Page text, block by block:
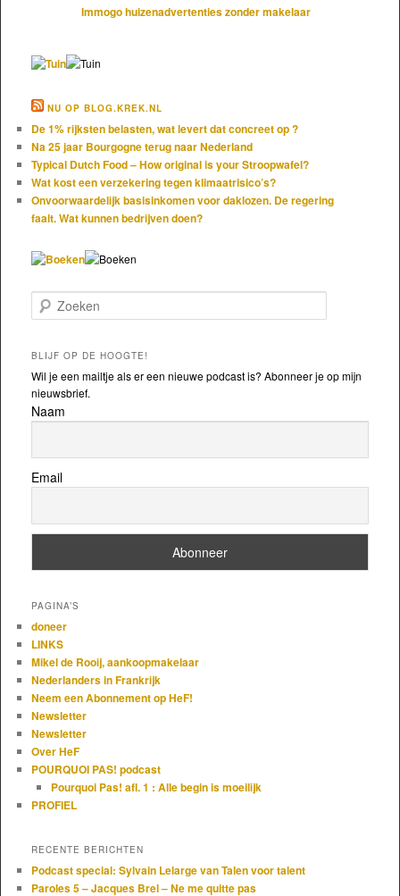
Immogo huizenadvertenties zonder makelaar
NU OP BLOG.KREK.NL
De 1% rijksten belasten, wat levert dat concreet op ?
Na 25 jaar Bourgogne terug naar Nederland
Typical Dutch Food – How original is your Stroopwafel?
Wat kost een verzekering tegen klimaatrisico’s?
Onvoorwaardelijk basisinkomen voor daklozen. De regering
faalt. Wat kunnen bedrijven doen?
Zoeken
BLIJF OP DE HOOGTE!
Wil je een mailtje als er een nieuwe podcast is? Abonneer je op mijn
nieuwsbrief.
Naam
Email
PAGINA’S
doneer
LINKS
Mikel de Rooij, aankoopmakelaar
Nederlanders in Frankrijk
Neem een Abonnement op HeF!
Newsletter
Newsletter
Over HeF
POURQUOI PAS! podcast
Pourquoi Pas! afl. 1 : Alle begin is moeilijk
PROFIEL
RECENTE BERICHTEN
Podcast special: Sylvain Lelarge van Talen voor talent
Paroles 5 – Jacques Brel – Ne me quitte pas